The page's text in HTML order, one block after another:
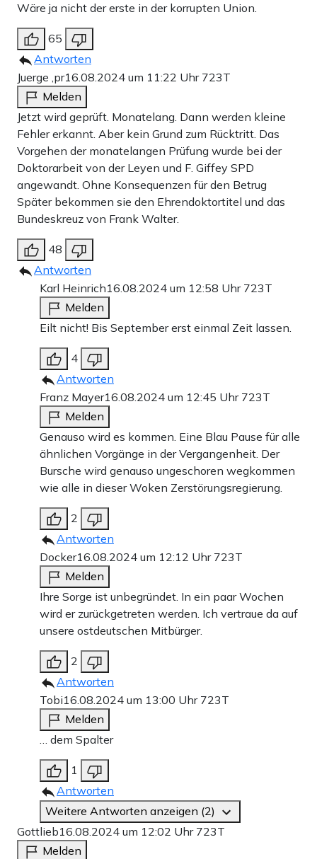
Wäre ja nicht der erste in der korrupten Union.
65
Antworten
Juerge ,pr16.08.2024 um 11:22 Uhr 723T
Melden
Jetzt wird geprüft. Monatelang. Dann werden kleine
Fehler erkannt. Aber kein Grund zum Rücktritt. Das
Vorgehen der monatelangen Prüfung wurde bei der
Doktorarbeit von der Leyen und F. Giffey SPD
angewandt. Ohne Konsequenzen für den Betrug
Später bekommen sie den Ehrendoktortitel und das
Bundeskreuz von Frank Walter.
48
Antworten
Karl Heinrich16.08.2024 um 12:58 Uhr 723T
Melden
Eilt nicht! Bis September erst einmal Zeit lassen.
4
Antworten
Franz Mayer16.08.2024 um 12:45 Uhr 723T
Melden
Genauso wird es kommen. Eine Blau Pause für alle
ähnlichen Vorgänge in der Vergangenheit. Der
Bursche wird genauso ungeschoren wegkommen
wie alle in dieser Woken Zerstörungsregierung.
2
Antworten
Docker16.08.2024 um 12:12 Uhr 723T
Melden
Ihre Sorge ist unbegründet. In ein paar Wochen
wird er zurückgetreten werden. Ich vertraue da auf
unsere ostdeutschen Mitbürger.
2
Antworten
Tobi16.08.2024 um 13:00 Uhr 723T
Melden
… dem Spalter
1
Antworten
Weitere Antworten anzeigen (2)
Gottlieb16.08.2024 um 12:02 Uhr 723T
Melden